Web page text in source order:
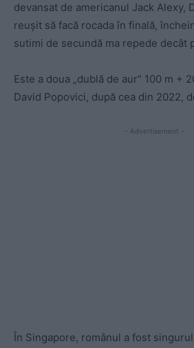
devansat de americanul Jack Alexy,
reușit să facă rocada în finală,
sutimi de secundă ma repede decât
Este a doua „dublă de aur” 100 m +
David Popovici, după cea din 2022,
- Advertisement -
În Singapore, românul a fost